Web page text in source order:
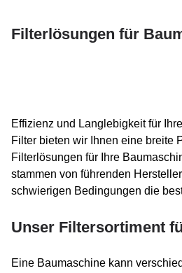
Filterlösungen für
Effizienz und Langlebigkeit für
Filter bieten wir Ihnen eine breite
Filterlösungen für Ihre
stammen von führenden
schwierigen Bedingungen die
Unser Filtersortiment
Eine Baumaschine kann